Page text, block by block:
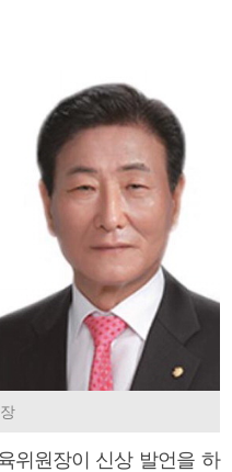
위원장이 신상 발언을 하